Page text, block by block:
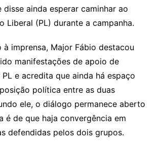
disse ainda esperar caminhar ao
Liberal (PL) durante a campanha.
à imprensa, Major Fábio destacou
manifestações de apoio de
e acredita que ainda há espaço
política entre as duas
ele, o diálogo permanece aberto
é de que haja convergência em
defendidas pelos dois grupos.